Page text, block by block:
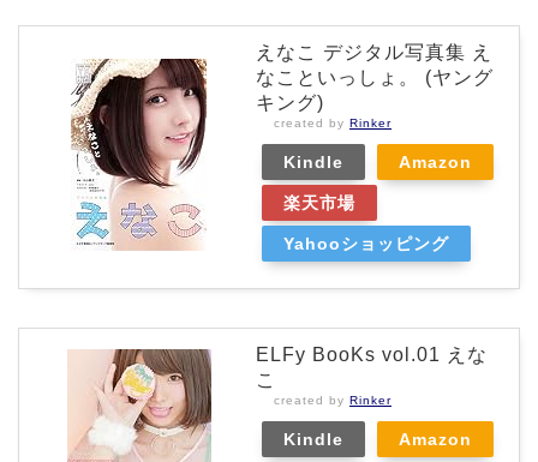
えなこ デジタル写真集 え
なこといっしょ。 (ヤング
キング)
created by Rinker
Kindle Amazon
楽天市場
Yahooショッピング
ELFy BooKs vol.01 えな
こ
created by Rinker
Kindle Amazon